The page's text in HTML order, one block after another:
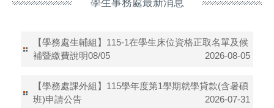
學生事務處最新消息
【學務處生輔組】115-1在學生床位資格正取名單及候
補暨繳費說明08/05
2026-08-05
【學務處課外組】115學年度第1學期就學貸款(含暑碩
班)申請公告
2026-07-31